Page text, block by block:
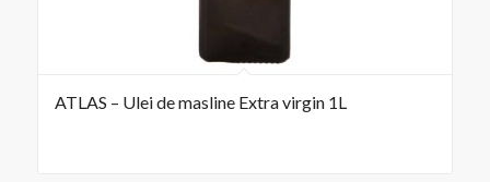
ATLAS – Ulei de masline Extra virgin 1L